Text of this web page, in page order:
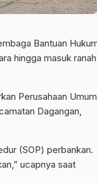
Bantuan
hingga masuk ranah
Perusahaan Umum
Dagangan,
(SOP) perbankan.
ucapnya saat